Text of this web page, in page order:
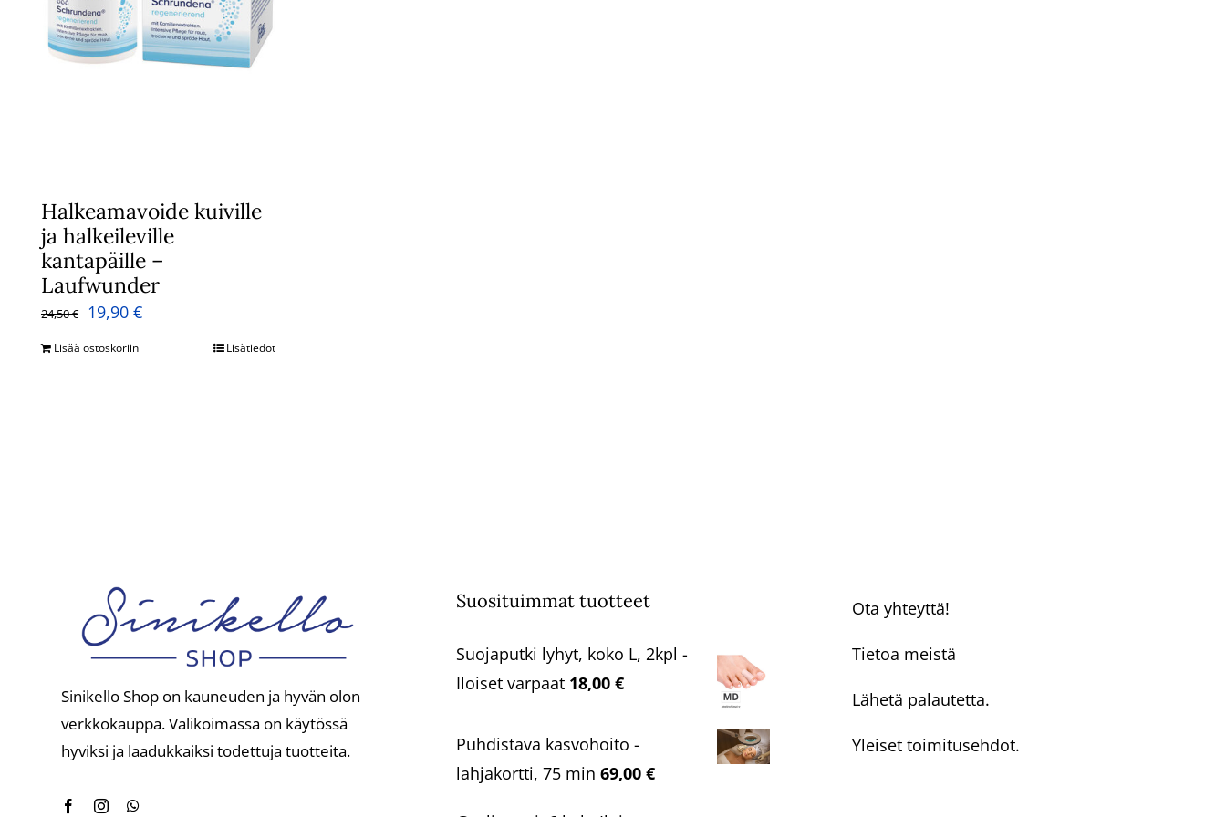
Halkeamavoide kuiville
ja halkeileville
kantapäille –
Laufwunder
24,50€
Alkuperäinen
hinta
19,90 €Nykyinen
Lisää ostoskoriin Lisätiedot
Sinikello Shop on kauneuden ja hyvän olon
verkkokauppa. Valikoimassa on käytössä
hyviksi ja laadukkaiksi todettuja tuotteita.
Suosituimmat tuotteet
Suojaputki lyhyt, koko L, 2kpl -
Iloiset varpaat 18,00€
Puhdistava kasvohoito -
lahjakortti, 75 min 69,00€
Ota yhteyttä!
Tietoa meistä
Lähetä palautetta.
Yleiset toimitusehdot.